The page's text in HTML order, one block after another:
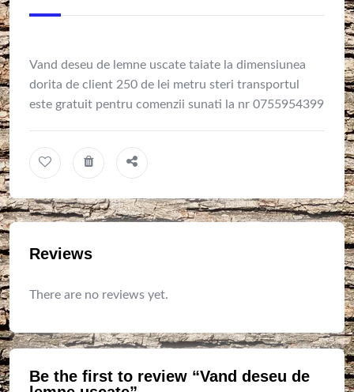
Vand deseu de lemne uscate taiate la dimensiunea
dorita de client 250 de lei metru steri transportul
este gratuit pentru comenzii sunati la nr 0755954399
Reviews
There are no reviews yet.
Be the first to review “Vand deseu de